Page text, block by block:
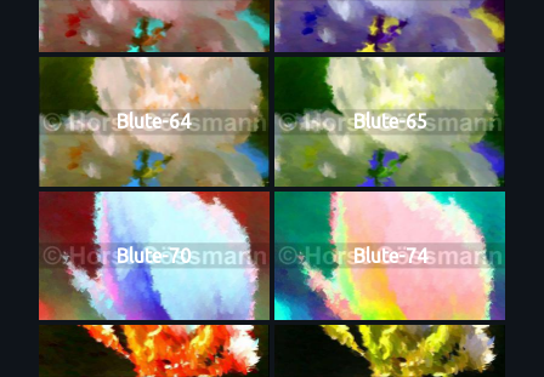
Blute-64 Blute-65
Blute-70 Blute-74